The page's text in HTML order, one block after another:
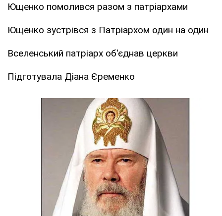
Ющенко помолився разом з патріархами
Ющенко зустрівся з Патріархом один на один
Вселенський патріарх об'єднав церкви
Підготувала Діана Єременко